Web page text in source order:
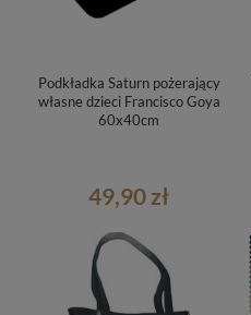
Podkładka Saturn pożerający
własne dzieci Francisco Goya
60x40cm
49,90 zł